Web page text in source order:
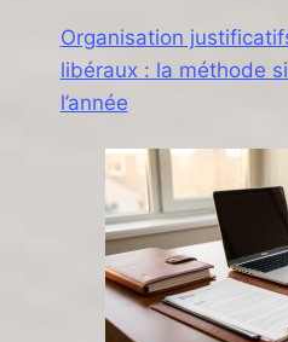
Organisation
libéraux : la méthode
l’année